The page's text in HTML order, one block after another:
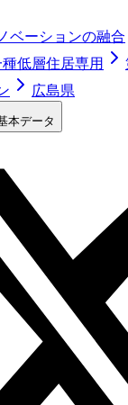
ベーションの融合
低層住居専用
広島県
本データ